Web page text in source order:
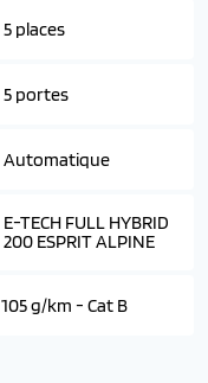
5 places
5 portes
Automatique
E-TECH FULL HYBRID
200 ESPRIT ALPINE
105 g/km - Cat B